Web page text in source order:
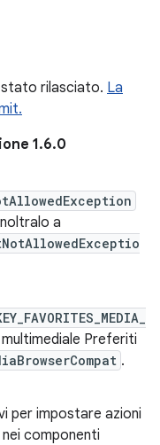
rilasciato. La
1.6.0
a
Preferiti
.
per impostare azioni
componenti